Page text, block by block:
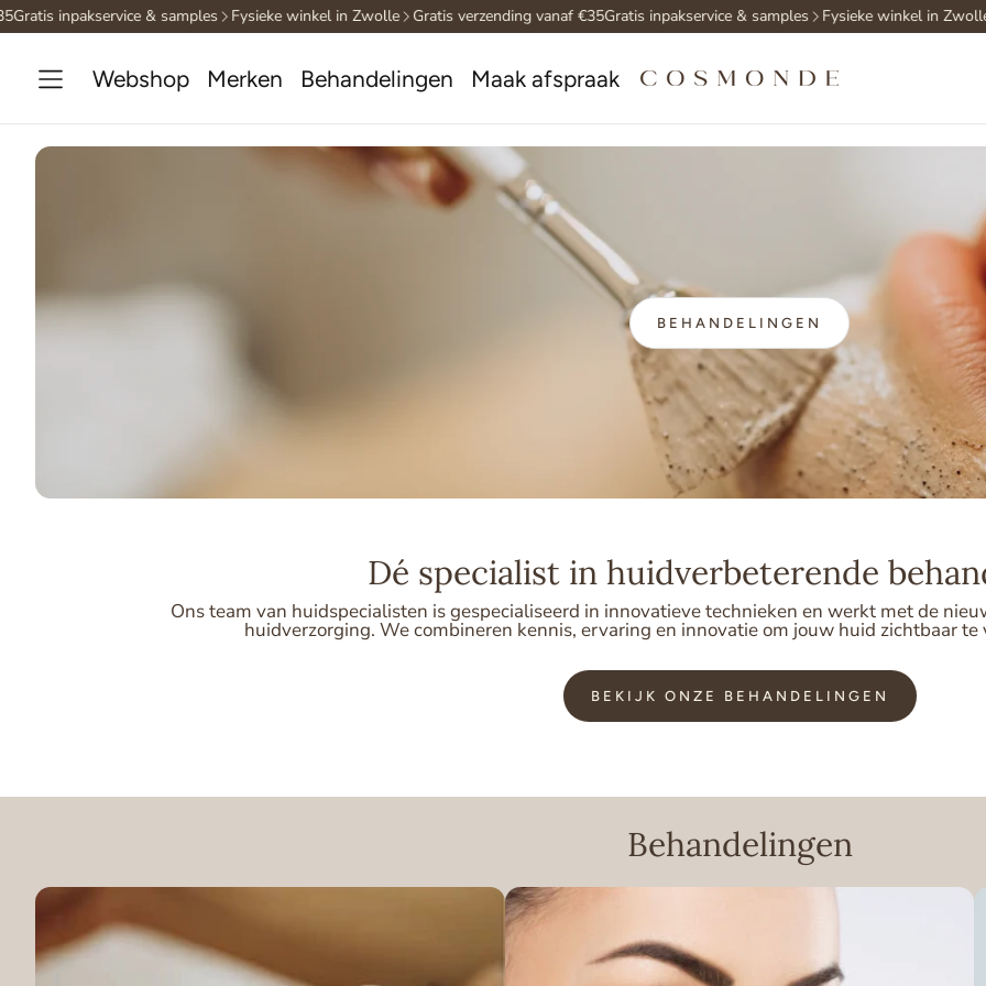
inpakservice & samples Fysieke winkel in Zwolle Gratis verzending vanaf €35Gratis inpakservice & samples Fysieke winkel in Zwolle
Webshop Merken Behandelingen Maak afspraak
BEHANDELINGEN
Dé specialist in huidverbeterende
Ons team van huidspecialisten is gespecialiseerd in innovatieve technieken en werkt met de
huidverzorging. We combineren kennis, ervaring en innovatie om jouw huid zichtbaar
BEKIJK ONZE BEHANDELINGEN
Behandelingen